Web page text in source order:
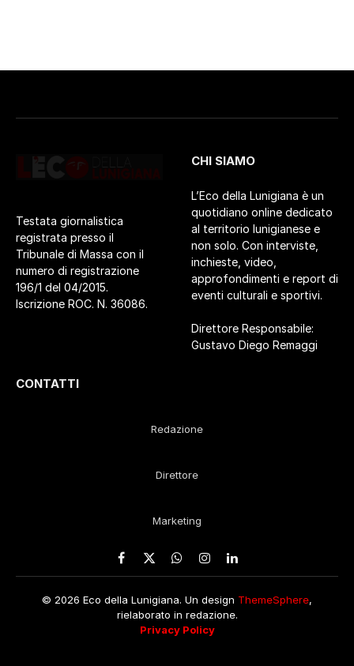
Testata giornalistica
registrata presso il
Tribunale di Massa con il
numero di registrazione
196/1 del 04/2015.
Iscrizione ROC. N. 36086.
CHI SIAMO
L’Eco della Lunigiana è un
quotidiano online dedicato
al territorio lunigianese e
non solo. Con interviste,
inchieste, video,
approfondimenti e report di
eventi culturali e sportivi.
Direttore Responsabile:
Gustavo Diego Remaggi
CONTATTI
Redazione
Direttore
Marketing
Facebook
X
WhatsApp
Instagram
LinkedIn
© 2026 Eco della Lunigiana. Un design ThemeSphere,
rielaborato in redazione.
Privacy Policy